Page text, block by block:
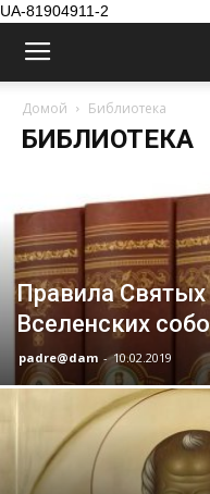
UA-81904911-2
Домой Библиотека
БИБЛИОТЕКА
Правила
Вселенских
padre@dam - 10.02.2019